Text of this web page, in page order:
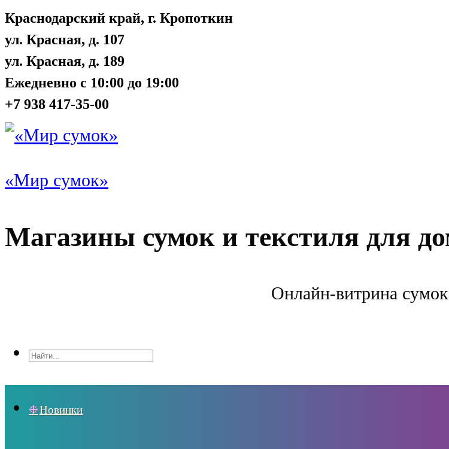
Краснодарский край, г. Кропоткин
ул. Красная, д. 107
ул. Красная, д. 189
Ежедневно с 10:00 до 19:00
+7 938 417-35-00
«Мир сумок»
Магазины сумок и текстиля для
Онлайн-витрина
Новинки